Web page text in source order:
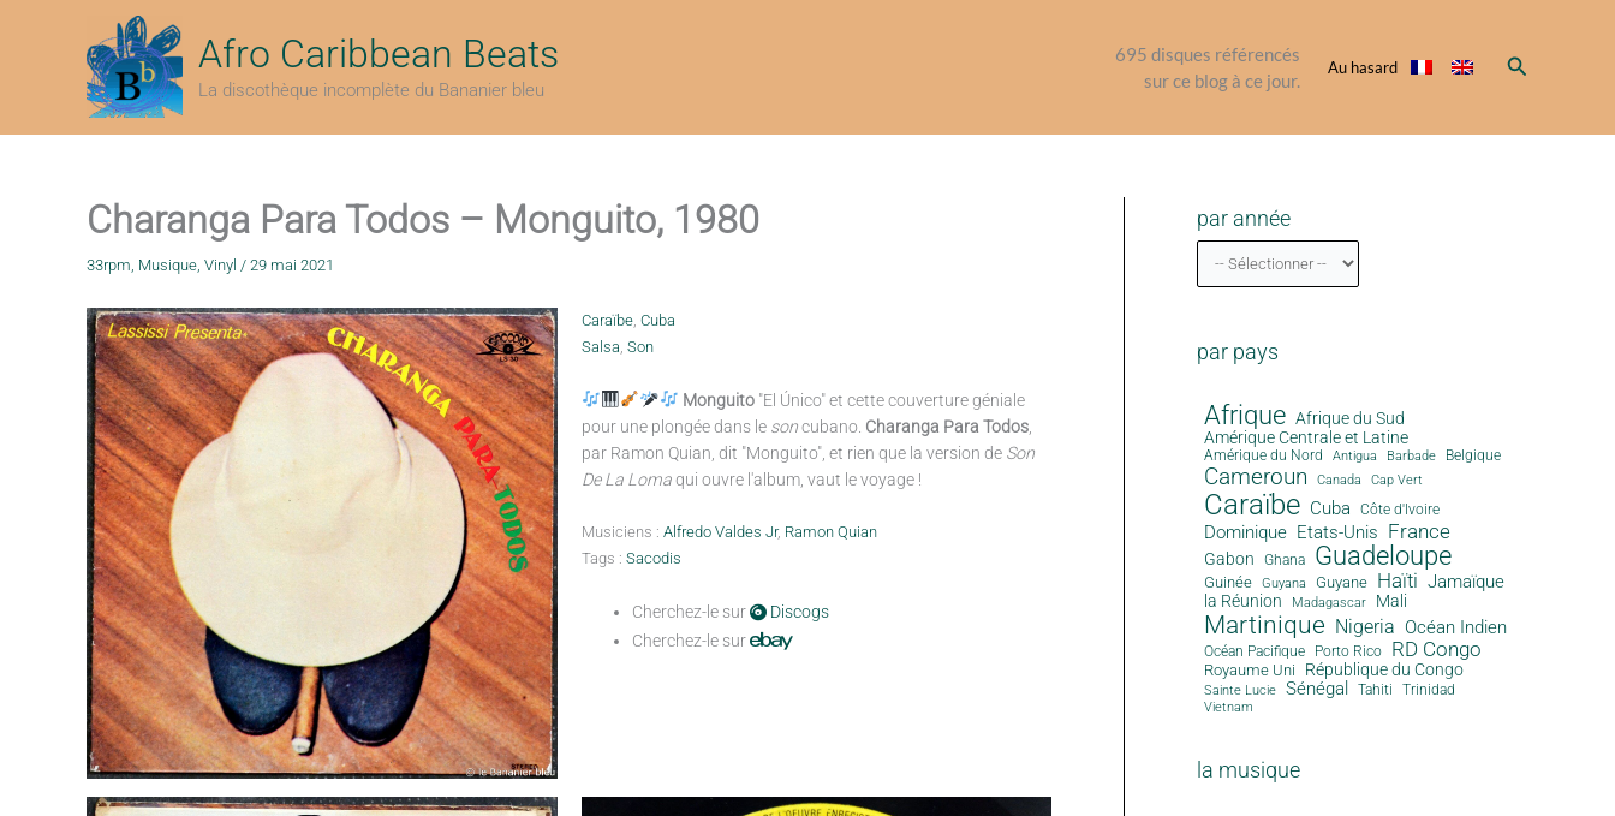
Afro Caribbean Beats
La discothèque incomplète du Bananier bleu
695 disques référencés
sur ce blog à ce jour.
Au hasard Rechercher
Charanga Para Todos – Monguito, 1980
33rpm, Musique, Vinyl / 29 mai 2021
Caraïbe, Cuba
Salsa, Son
Monguito"El Único" et cette couverture géniale
pour une plongée dans le soncubano. Charanga Para Todos,
par Ramon Quian, dit "Monguito", et rien que la version de Son
De La Lomaqui ouvre l'album, vaut le voyage !
Musiciens : Alfredo Valdes Jr, Ramon Quian
Tags : Sacodis
Cherchez-le sur
Discogs
Cherchez-le sur
par année
par pays
Afrique Afrique du Sud
Amérique Centrale et Latine
Amérique du Nord Antigua Barbade Belgique
Cameroun Canada Cap Vert
Caraïbe Cuba Côte d'Ivoire
Dominique Etats-Unis France
Gabon Ghana Guadeloupe
Guinée Guyana Guyane Haïti Jamaïque
la Réunion Madagascar Mali
Martinique Nigeria Océan Indien
Océan Pacifique Porto Rico RD Congo
Royaume Uni République du Congo
Sainte Lucie Sénégal Tahiti Trinidad
Vietnam
la musique